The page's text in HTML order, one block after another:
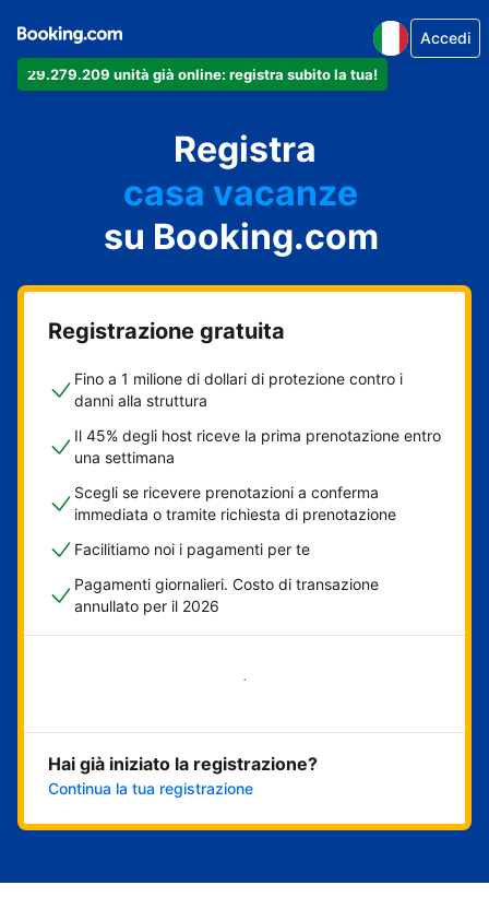
29.279.209 unità già online: registra subito la tua!
Accedi
Registra
il tuo appartamento
il tuo hotel
casa vacanze
la tua guest house
il tuo B&B
su Booking.com
Registrazione gratuita
Fino a 1 milione di dollari di protezione contro i
danni alla struttura
Il 45% degli host riceve la prima prenotazione entro
una settimana
Scegli se ricevere prenotazioni a conferma
immediata o tramite richiesta di prenotazione
Facilitiamo noi i pagamenti per te
Pagamenti giornalieri. Costo di transazione
annullato per il 2026
Inizia ora
Hai già iniziato la registrazione?
Continua la tua registrazione